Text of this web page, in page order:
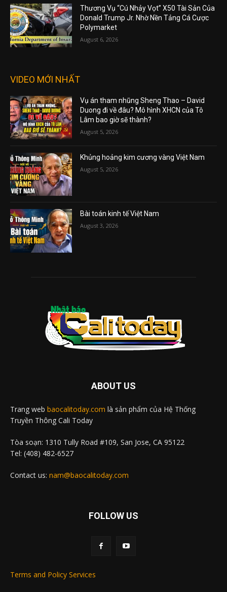
Thương Vụ “Cú Nhảy Vọt” X50 Tài Sản Của
Donald Trump Jr. Nhờ Nền Tảng Cá Cược
Polymarket
August 6, 2026
VIDEO MỚI NHẤT
Vụ án tham nhũng Sheng Thao – David
Duong đi về đâu? Mô hình XHCN của Tô
Lâm bao giờ sẽ thành?
August 5, 2026
Khủng hoảng kim cương vàng Việt Nam
August 5, 2026
Bài toán kinh tế Việt Nam
August 3, 2026
ABOUT US
Trang web baocalitoday.com là sản phẩm của Hệ Thống
Truyền Thông Cali Today
Tòa soạn: 1310 Tully Road #109, San Jose, CA 95122
Tel: (408) 482-6527
Contact us: nam@baocalitoday.com
FOLLOW US
Terms and Policy Services